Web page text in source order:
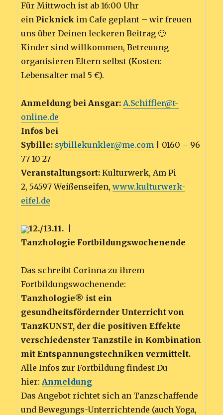
Für Mittwoch ist ab 16:00 Uhr
ein Picknick im Cafe geplant – wir freuen
uns über Deinen leckeren Beitrag 🙂
Kinder sind willkommen, Betreuung
organisieren Eltern selbst (Kosten:
Lebensalter mal 5 €).
Anmeldung bei Ansgar:A.Schiffler@t-
online.de
Infos bei
Sybille: sybillekunkler@me.com | 0160 – 96
77 10 27
Veranstaltungsort:Kulturwerk, Am Pi
2, 54597 Weißenseifen,www.kulturwerk-
eifel.de
12./13.11. |
Tanzhologie Fortbildungswochenende
Das schreibt Corinna zu ihrem
Fortbildungswochenende:
Tanzhologie® ist ein
gesundheitsfördernder Unterricht von
TanzKUNST, der die positiven Effekte
verschiedenster Tanzstile in Kombination
mit Entspannungstechniken vermittelt.
Alle Infos zur Fortbildung findest Du
hier: Anmeldung
Das Angebot richtet sich an Tanzschaffende
und Bewegungs-Unterrichtende (auch Yoga,